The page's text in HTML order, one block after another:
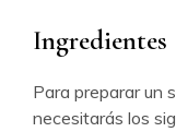
Ingredientes
Para preparar un
necesitarás los